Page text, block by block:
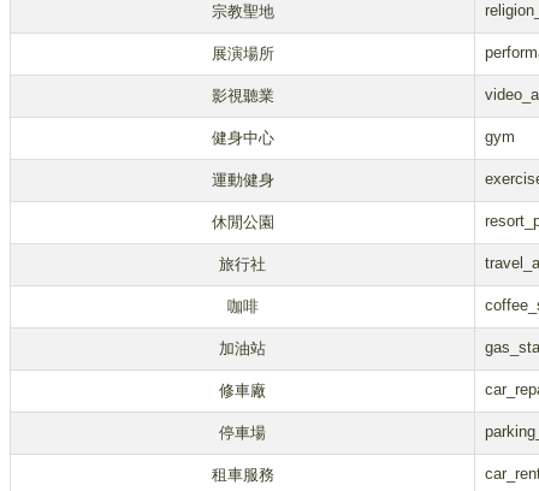
宗教聖地
展演場所
影視聽業
健身中心 gym
運動健身
休閒公園
旅行社
咖啡
加油站
修車廠
停車場
租車服務